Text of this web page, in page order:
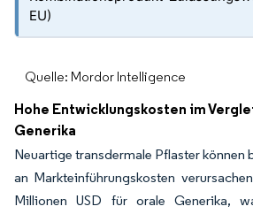
EU)
Quelle: Mordor Intelligence
Hohe Entwicklungskosten im
Generika
Neuartige transdermale Pflaster können
an Markteinführungskosten
Millionen USD für orale Generika,